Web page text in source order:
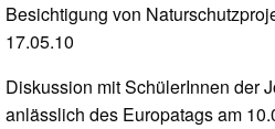
Besichtigung von
17.05.10
Diskussion mit SchülerInnen der
anlässlich des Europatags am